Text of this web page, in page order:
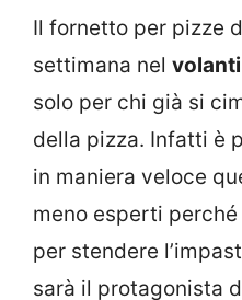
Il fornetto per pizze
settimana nel
solo per chi già si
della pizza. Infatti è
in maniera veloce
meno esperti
per stendere
sarà il protagonista